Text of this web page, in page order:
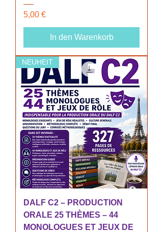
Preis
5,00 €
In den Warenkorb
NEUHEIT
DALF C2 – PRODUCTION
ORALE 25 THÈMES – 44
MONOLOGUES ET JEUX DE